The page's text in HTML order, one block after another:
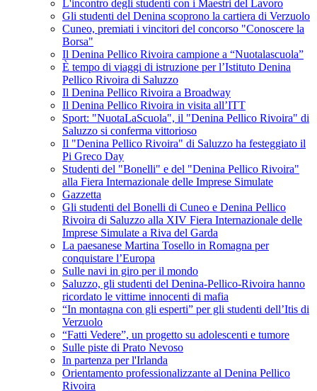
L'incontro degli studenti con i Maestri del Lavoro
Gli studenti del Denina scoprono la cartiera di Verzuolo
Cuneo, premiati i vincitori del concorso "Conoscere la
Borsa"
Il Denina Pellico Rivoira campione a “Nuotalascuola”
È tempo di viaggi di istruzione per l’Istituto Denina
Pellico Rivoira di Saluzzo
Il Denina Pellico Rivoira a Broadway
Il Denina Pellico Rivoira in visita all’ITT
Sport: "NuotaLaScuola", il "Denina Pellico Rivoira" di
Saluzzo si conferma vittorioso
Il "Denina Pellico Rivoira" di Saluzzo ha festeggiato il
Pi Greco Day
Studenti del "Bonelli" e del "Denina Pellico Rivoira"
alla Fiera Internazionale delle Imprese Simulate
Gazzetta
Gli studenti del Bonelli di Cuneo e Denina Pellico
Rivoira di Saluzzo alla XIV Fiera Internazionale delle
Imprese Simulate a Riva del Garda
La paesanese Martina Tosello in Romagna per
conquistare l’Europa
Sulle navi in giro per il mondo
Saluzzo, gli studenti del Denina-Pellico-Rivoira hanno
ricordato le vittime innocenti di mafia
“In montagna con gli esperti” per gli studenti dell’Itis di
Verzuolo
“Fatti Vedere”, un progetto su adolescenti e tumore
Sulle piste di Prato Nevoso
In partenza per l'Irlanda
Orientamento professionalizzante al Denina Pellico
Rivoira